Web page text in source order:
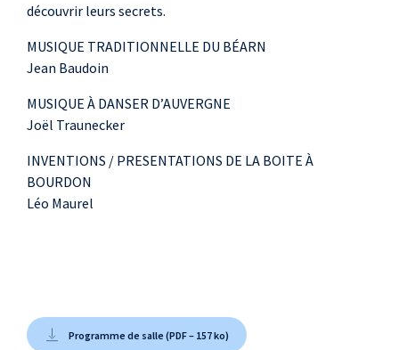
découvrir leurs secrets.
MUSIQUE TRADITIONNELLE DU BÉARN
Jean Baudoin
MUSIQUE À DANSER D’AUVERGNE
Joël Traunecker
INVENTIONS / PRESENTATIONS DE LA BOITE À
BOURDON
Léo Maurel
Programme de salle (PDF – 157 ko)